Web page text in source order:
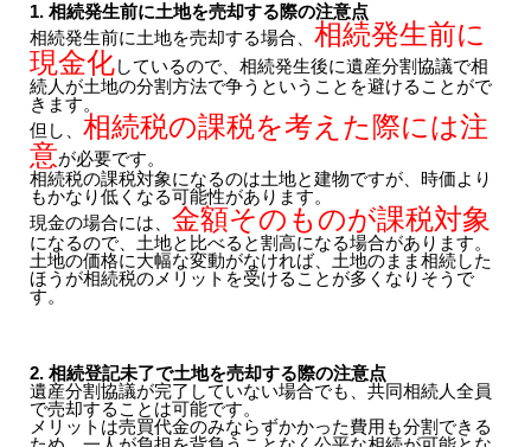
1. 相続発生前に土地を売却する際の注意点
相続発生前に土地を売却する場合、 相続発生前に
現金化しているので、相続発生後に遺産分割協議で相
続人が土地の分割方法で争うということを避けることがで
きます。
但し、 相続税の課税を考えた際には注
意が必要です。
相続税の課税対象になるのは土地と建物ですが、時価より
もかなり低くなる可能性があります。
現金の場合には、 金額そのものが課税対象
になるので、土地と比べると割高になる場合があります。
土地の価格に大幅な変動がなければ、土地のまま相続した
ほうが相続税のメリットを受けることが多くなりそうで
す。
2. 相続登記未了で土地を売却する際の注意点
遺産分割協議が完了していない場合でも、共同相続人全員
で売却することは可能です。
メリットは売買代金のみならずかかった費用も分割できる